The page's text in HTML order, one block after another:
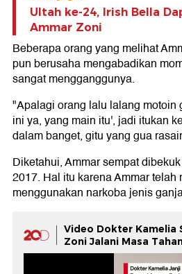
Ultah ke-24, Irish Bella
Ammar Zoni
Beberapa orang yang melihat
pun berusaha mengabadikan
sangat mengganggunya.
"Apalagi orang lalu lalang motoin
ini ya, yang main itu', jadi itukan
dalam banget, gitu yang gua
Diketahui, Ammar sempat
2017. Hal itu karena Ammar telah
menggunakan narkoba jenis
Video Dokter Kamelia
Zoni Jalani Masa